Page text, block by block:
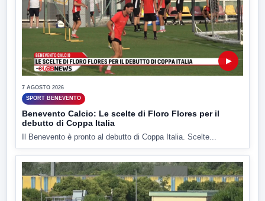
▶
7 AGOSTO 2026
SPORT BENEVENTO
Benevento Calcio: Le scelte di Floro Flores per il
debutto di Coppa Italia
Il Benevento è pronto al debutto di Coppa Italia. Scelte...